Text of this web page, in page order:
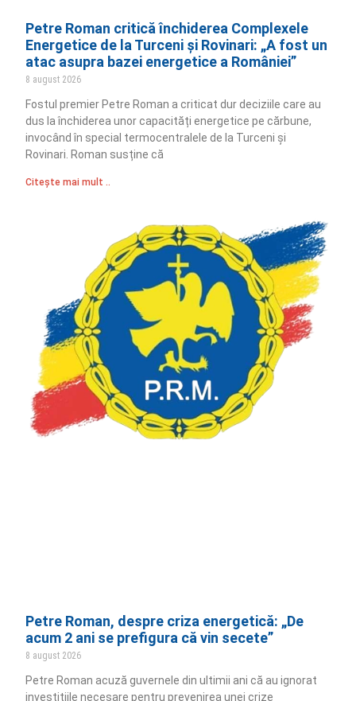
Petre Roman critică închiderea Complexele
Energetice de la Turceni și Rovinari: „A fost un
atac asupra bazei energetice a României”
8 august 2026
Fostul premier Petre Roman a criticat dur deciziile care au
dus la închiderea unor capacități energetice pe cărbune,
invocând în special termocentralele de la Turceni și
Rovinari. Roman susține că
Citește mai mult ..
Petre Roman, despre criza energetică: „De
acum 2 ani se prefigura că vin secete”
8 august 2026
Petre Roman acuză guvernele din ultimii ani că au ignorat
investițiile necesare pentru prevenirea unei crize